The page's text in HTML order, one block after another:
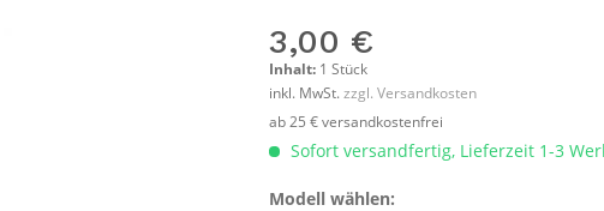
3,00 €
Inhalt: 1 Stück
inkl. MwSt.zzgl. Versandkosten
ab 25 € versandkostenfrei
Sofort versandfertig, Lieferzeit 1-3
Modell wählen: